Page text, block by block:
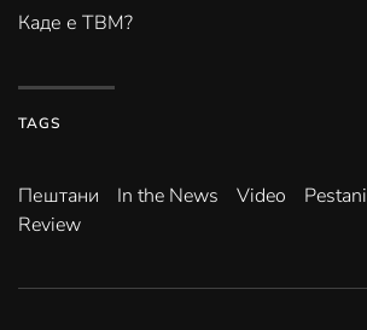
Каде е ТВМ?
TAGS
Пештани In the News Video Pestani
Review